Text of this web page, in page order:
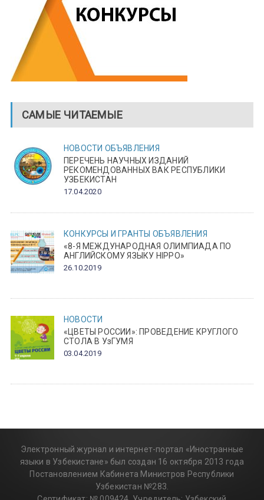
САМЫЕ ЧИТАЕМЫЕ
НОВОСТИ ОБЪЯВЛЕНИЯ
ПЕРЕЧЕНЬ НАУЧНЫХ ИЗДАНИЙ
РЕКОМЕНДОВАННЫХ ВАК РЕСПУБЛИКИ
УЗБЕКИСТАН
17.04.2020
КОНКУРСЫ И ГРАНТЫ ОБЪЯВЛЕНИЯ
«8-Я МЕЖДУНАРОДНАЯ ОЛИМПИАДА ПО
АНГЛИЙСКОМУ ЯЗЫКУ HIPPO»
26.10.2019
НОВОСТИ
«ЦВЕТЫ РОССИИ»: ПРОВЕДЕНИЕ КРУГЛОГО
СТОЛА В УзГУМЯ
03.04.2019
Электронный журнал и интернет-портал «Иностранные
языки в Узбекистане» был создан 16 октября 2013 года
Постановлением Кабинета Министров Республики
Узбекистан №283.